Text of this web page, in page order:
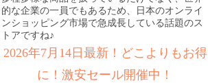
的な企業の一員でもあるため、日本のオンライ
ンショッピング市場で急成長している話題のス
トアですね♪
2026年7月14日最新！どこよりもお得
に！激安セール開催中！